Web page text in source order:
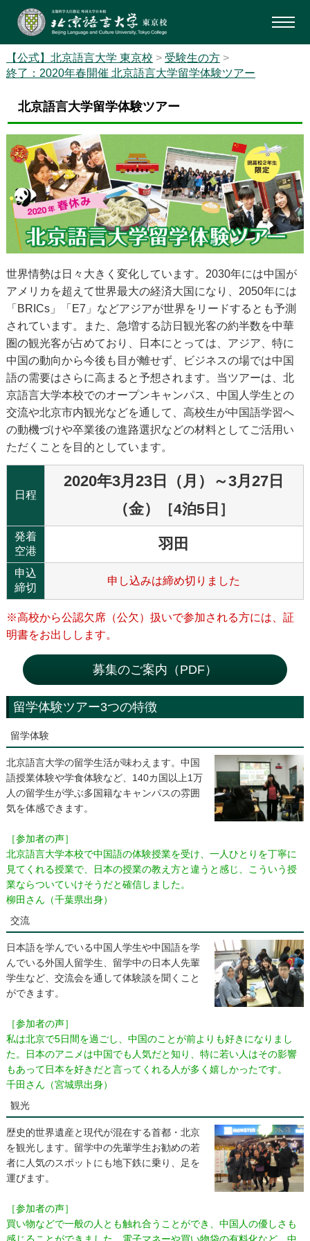
【公式】北京語言大学 東京校 > 受験生の方 >
終了：2020年春開催 北京語言大学留学体験ツアー
北京語言大学留学体験ツアー
世界情勢は日々大きく変化しています。2030年には中国が
アメリカを超えて世界最大の経済大国になり、2050年には
「BRICs」「E7」などアジアが世界をリードするとも予測
されています。また、急増する訪日観光客の約半数を中華
圏の観光客が占めており、日本にとっては、アジア、特に
中国の動向から今後も目が離せず、ビジネスの場では中国
語の需要はさらに高まると予想されます。当ツアーは、北
京語言大学本校でのオープンキャンパス、中国人学生との
交流や北京市内観光などを通して、高校生が中国語学習へ
の動機づけや卒業後の進路選択などの材料としてご活用い
ただくことを目的としています。
日程
2020年3月23日（月）～3月27日
（金）
［4泊5日］
発着
空港
羽田
申込
締切
申し込みは締め切りました
※高校から公認欠席（公欠）扱いで参加される方には、証
明書をお出しします。
募集のご案内（PDF）
留学体験ツアー3つの特徴
留学体験
北京語言大学の留学生活が味わえます。中国
語授業体験や学食体験など、140カ国以上1万
人の留学生が学ぶ多国籍なキャンパスの雰囲
気を体感できます。
［参加者の声］
北京語言大学本校で中国語の体験授業を受け、一人ひとりを丁寧に
見てくれる授業で、日本の授業の教え方と違うと感じ、こういう授
業ならついていけそうだと確信しました。
柳田さん（千葉県出身）
交流
日本語を学んでいる中国人学生や中国語を学
んでいる外国人留学生、留学中の日本人先輩
学生など、交流会を通して体験談を聞くこと
ができます。
［参加者の声］
私は北京で5日間を過ごし、中国のことが前よりも好きになりまし
た。日本のアニメは中国でも人気だと知り、特に若い人はその影響
もあって日本を好きだと言ってくれる人が多く嬉しかったです。
千田さん（宮城県出身）
観光
歴史的世界遺産と現代が混在する首都・北京
を観光します。留学中の先輩学生お勧めの若
者に人気のスポットにも地下鉄に乗り、足を
運びます。
［参加者の声］
買い物などで一般の人とも触れ合うことができ、中国人の優しさも